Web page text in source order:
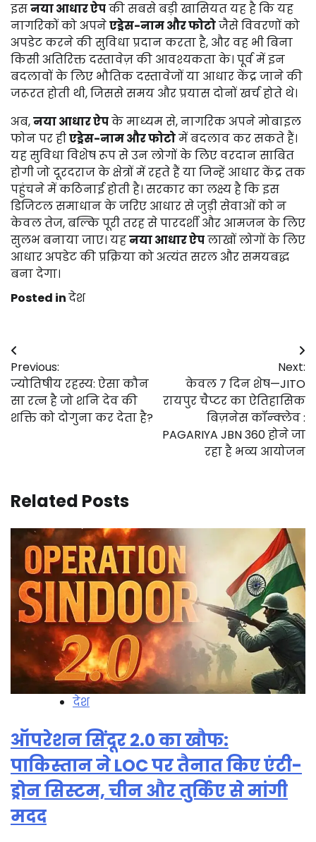
इसनया आधार ऐपकी सबसे बड़ी खासियत यह है कि यह
नागरिकों को अपनेएड्रेस-नाम और फोटोजैसे विवरणों को
अपडेट करने की सुविधा प्रदान करता है, और वह भी बिना
किसी अतिरिक्त दस्तावेज़ की आवश्यकता के। पूर्व में इन
बदलावों के लिए भौतिक दस्तावेजों या आधार केंद्र जाने की
जरूरत होती थी, जिससे समय और प्रयास दोनों खर्च होते थे।
अब,नया आधार ऐपके माध्यम से, नागरिक अपने मोबाइल
फोन पर हीएड्रेस-नाम और फोटोमें बदलाव कर सकते हैं।
यह सुविधा विशेष रूप से उन लोगों के लिए वरदान साबित
होगी जो दूरदराज के क्षेत्रों में रहते हैं या जिन्हें आधार केंद्र तक
पहुंचने में कठिनाई होती है। सरकार का लक्ष्य है कि इस
डिजिटल समाधान के जरिए आधार से जुड़ी सेवाओं को न
केवल तेज, बल्कि पूरी तरह से पारदर्शी और आमजन के लिए
सुलभ बनाया जाए। यहनया आधार ऐपलाखों लोगों के लिए
आधार अपडेट की प्रक्रिया को अत्यंत सरल और समयबद्ध
बना देगा।
Posted inदेश
Post
navigation
Previous:
ज्योतिषीय रहस्य: ऐसा कौन
सा रत्न है जो शनि देव की
शक्ति को दोगुना कर देता है?
Next:
केवल 7 दिन शेष—JITO
रायपुर चैप्टर का ऐतिहासिक
बिज़नेस कॉन्क्लेव :
PAGARIYA JBN 360 होने जा
रहा है भव्य आयोजन
Related Posts
देश
ऑपरेशन सिंदूर 2.0 का खौफ:
पाकिस्तान ने LOC पर तैनात किए एंटी-
ड्रोन सिस्टम, चीन और तुर्किए से मांगी
मदद